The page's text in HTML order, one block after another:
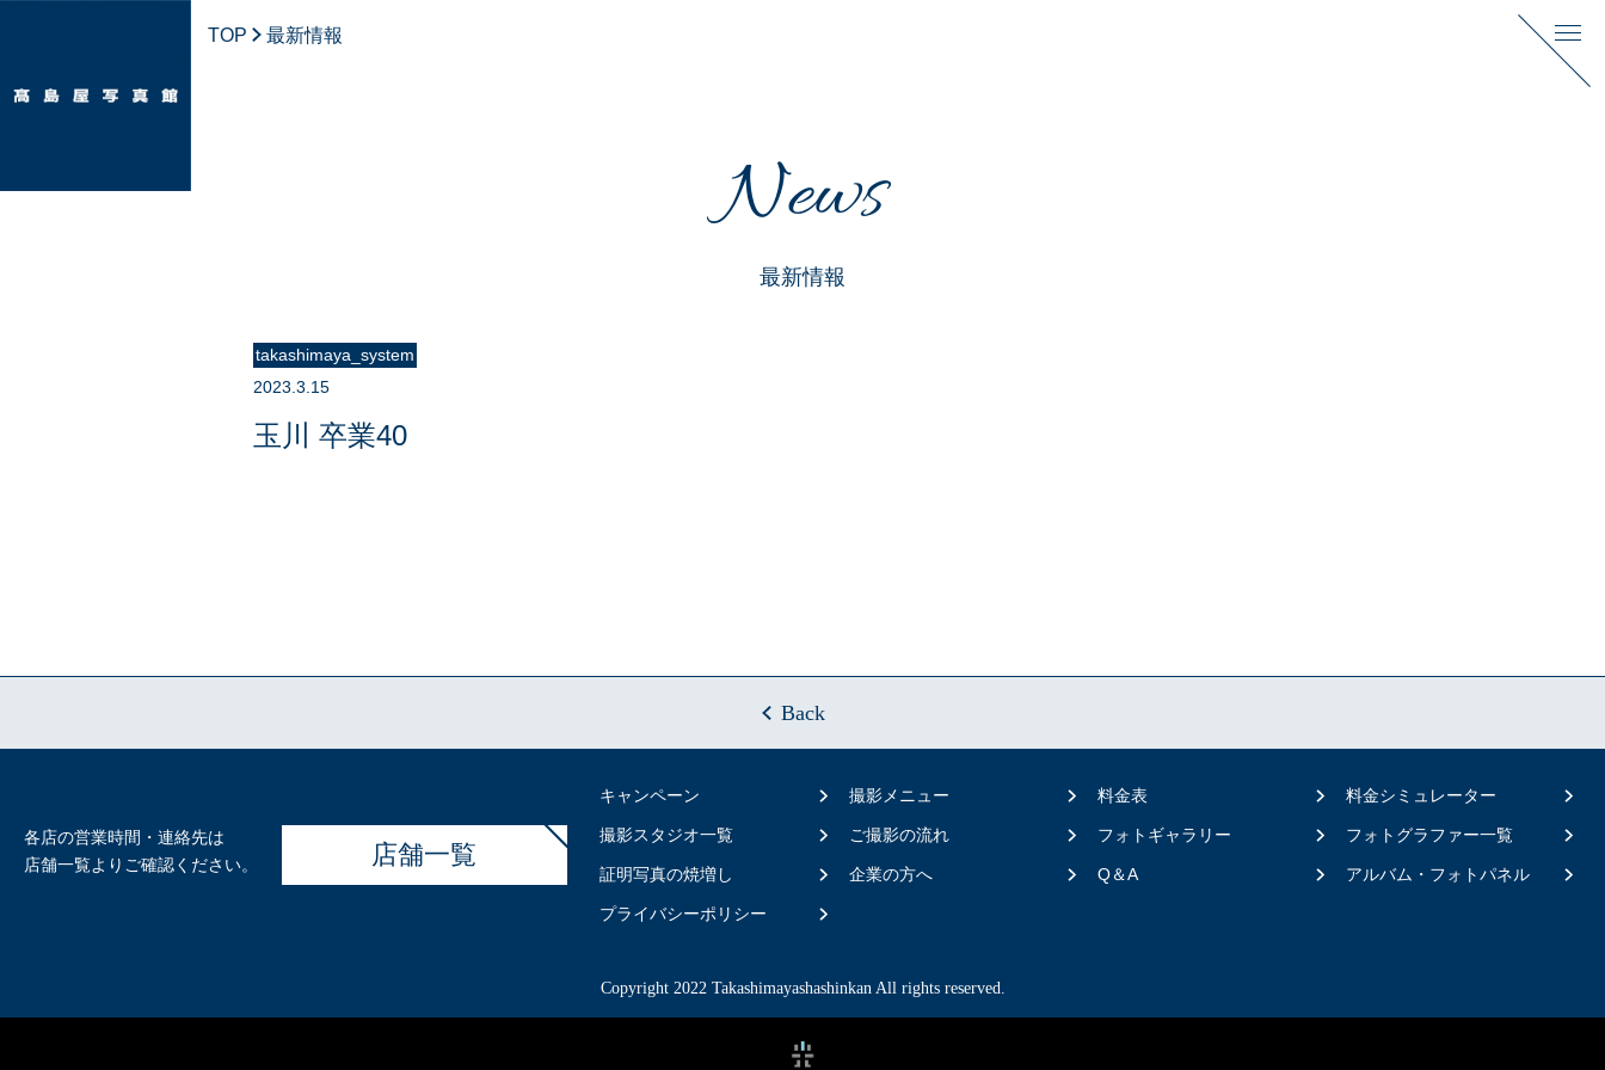
TOP 最新情報
News
最新情報
takashimaya_system
2023.3.15
玉川 卒業40
Back
各店の営業時間・連絡先は
店舗一覧よりご確認ください。
店舗一覧
キャンペーン 撮影メニュー 料金表 料金シミュレーター
撮影スタジオ一覧 ご撮影の流れ フォトギャラリー フォトグラファー一覧
証明写真の焼増し 企業の方へ Q＆A アルバム・フォトパネル
プライバシーポリシー
Copyright 2022 Takashimayashashinkan All rights reserved.